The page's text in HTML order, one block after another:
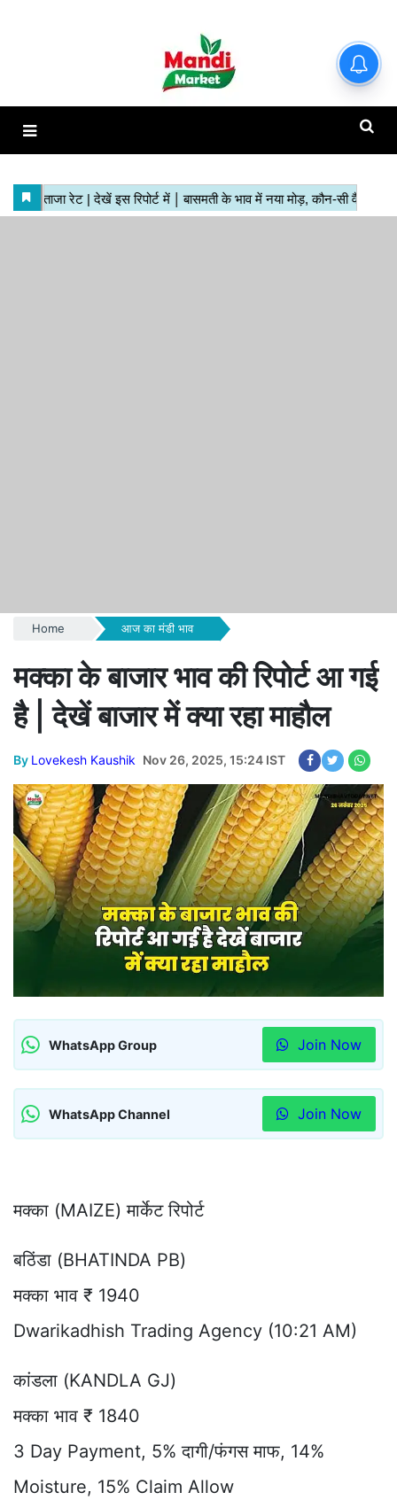
Home आज का मंडी भाव
मक्का के बाजार भाव की रिपोर्ट आ गई
है | देखें बाजार में क्या रहा माहौल
By Lovekesh Kaushik Nov 26, 2025, 15:24 IST
WhatsApp Group Join Now
WhatsApp Channel Join Now
मक्का (MAIZE) मार्केट रिपोर्ट
बठिंडा (BHATINDA PB)
मक्का भाव ₹ 1940
Dwarikadhish Trading Agency (10:21 AM)
कांडला (KANDLA GJ)
मक्का भाव ₹ 1840
3 Day Payment, 5% दागी/फंगस माफ, 14%
Moisture, 15% Claim Allow